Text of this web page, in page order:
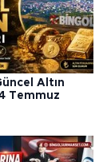
Altın
Temmuz